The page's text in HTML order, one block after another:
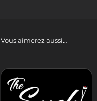
Vous aimerez aussi…